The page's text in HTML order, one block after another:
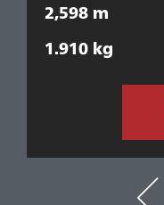
2,598 m
1.910 kg